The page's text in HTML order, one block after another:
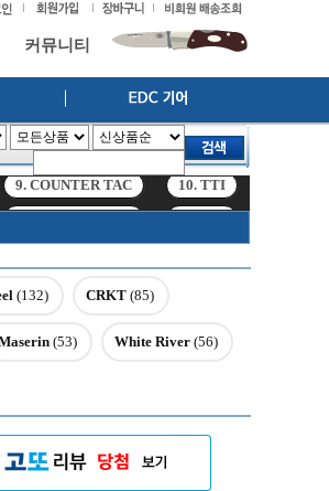
커뮤니티
9. COUNTER TAC 10. TTI
(132) CRKT (85)
(53) White River (56)